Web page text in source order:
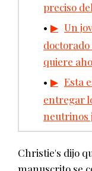
preciso
Un
quiere
Esta
entregar
neutrinos
Christie's dijo